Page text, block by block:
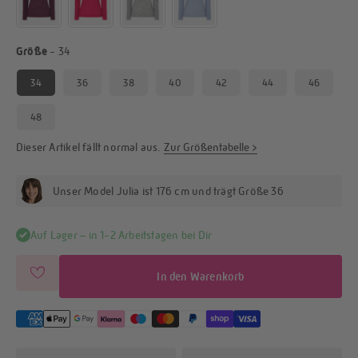
Größe - 34
34 36 38 40 42 44 46
48
Dieser Artikel fällt normal aus. Zur Größentabelle >
Unser Model Julia ist 176 cm und trägt Größe 36
Auf Lager – in 1-2 Arbeitstagen bei Dir
In den Warenkorb